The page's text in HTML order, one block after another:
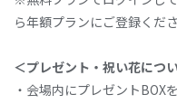
ら年額プランにご登録くださ
＜プレゼント・祝い花につ
・会場内にプレゼントBOX